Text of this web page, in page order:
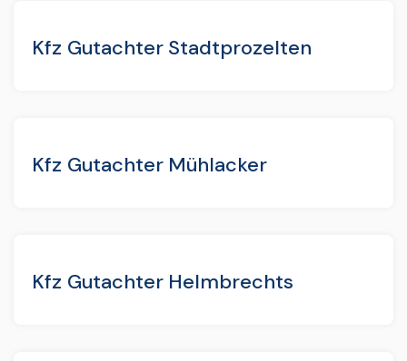
Kfz Gutachter Stadtprozelten
Kfz Gutachter Mühlacker
Kfz Gutachter Helmbrechts